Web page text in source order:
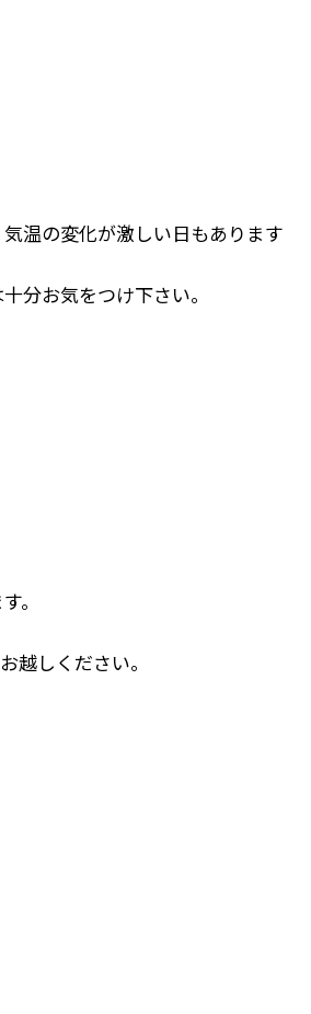
温の変化が激しい日もあります
分お気をつけ下さい。
。
越しください。